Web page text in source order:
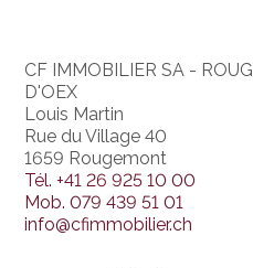
CF IMMOBILIER SA -
D'OEX
Louis Martin
Rue du Village 40
1659 Rougemont
Tél.+41 26 925 10 00
Mob.079 439 51 01
info@cfimmobilier.ch